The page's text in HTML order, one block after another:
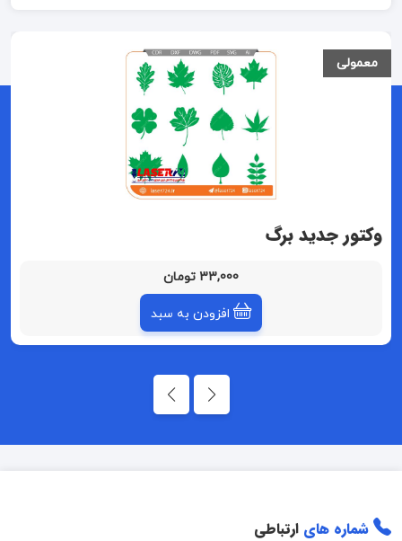
معمولی
وکتور جدید برگ
33,000 تومان
افزودن به سبد
شماره های ارتباطی